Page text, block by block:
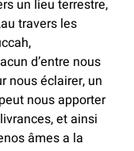
un lieu terrestre,
travers les
d’entre nous
nous éclairer, un
nous apporter
et ainsi
âmes a la